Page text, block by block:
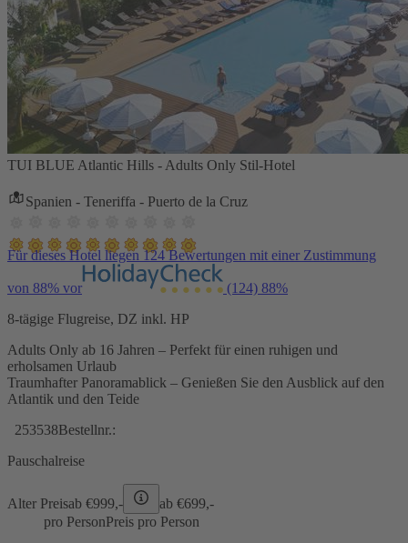
TUI BLUE Atlantic Hills - Adults Only Stil-Hotel
Spanien - Teneriffa - Puerto de la Cruz
Für dieses Hotel liegen 124 Bewertungen mit einer Zustimmung
von 88% vor (124) 88%
8-tägige Flugreise, DZ inkl. HP
Adults Only ab 16 Jahren – Perfekt für einen ruhigen und
erholsamen Urlaub
Traumhafter Panoramablick – Genießen Sie den Ausblick auf den
Atlantik und den Teide
253538Bestellnr.:
Pauschalreise
Alter Preisab €999,- ab €699,-
pro PersonPreis pro Person